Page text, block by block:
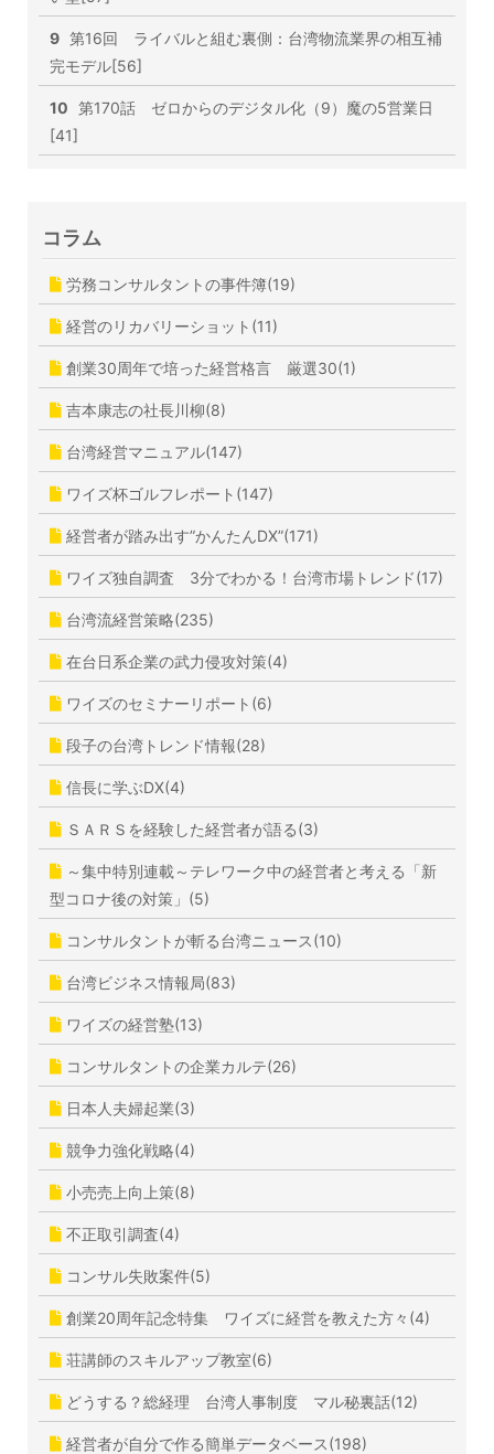
9 第16回 ライバルと組む裏側：台湾物流業界の相互補
完モデル[56]
10 第170話 ゼロからのデジタル化（9）魔の5営業日
[41]
コラム
労務コンサルタントの事件簿(19)
経営のリカバリーショット(11)
創業30周年で培った経営格言 厳選30(1)
吉本康志の社長川柳(8)
台湾経営マニュアル(147)
ワイズ杯ゴルフレポート(147)
経営者が踏み出す”かんたんDX”(171)
ワイズ独自調査 3分でわかる！台湾市場トレンド(17)
台湾流経営策略(235)
在台日系企業の武力侵攻対策(4)
ワイズのセミナーリポート(6)
段子の台湾トレンド情報(28)
信長に学ぶDX(4)
ＳＡＲＳを経験した経営者が語る(3)
～集中特別連載～テレワーク中の経営者と考える「新
型コロナ後の対策」(5)
コンサルタントが斬る台湾ニュース(10)
台湾ビジネス情報局(83)
ワイズの経営塾(13)
コンサルタントの企業カルテ(26)
日本人夫婦起業(3)
競争力強化戦略(4)
小売売上向上策(8)
不正取引調査(4)
コンサル失敗案件(5)
創業20周年記念特集 ワイズに経営を教えた方々(4)
荘講師のスキルアップ教室(6)
どうする？総経理 台湾人事制度 マル秘裏話(12)
経営者が自分で作る簡単データベース(198)